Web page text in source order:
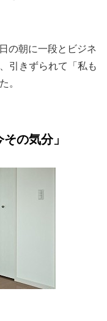
の朝に一段とビジネ
引きずられて「私も
。
の気分」